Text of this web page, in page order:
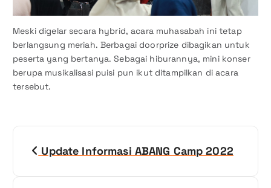
Meski digelar secara hybrid, acara muhasabah ini tetap
berlangsung meriah. Berbagai doorprize dibagikan untuk
peserta yang bertanya. Sebagai hiburannya, mini konser
berupa musikalisasi puisi pun ikut ditampilkan di acara
tersebut.
Update Informasi ABANG Camp 2022